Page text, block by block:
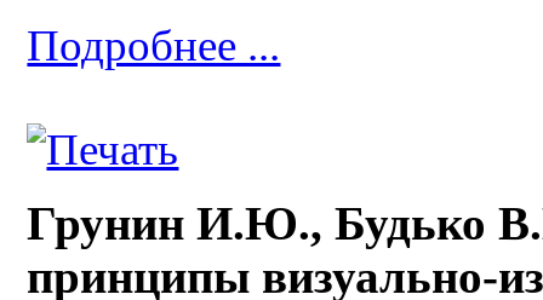
Подробнее ...
Грунин И.Ю., Будько
принципы визуально-